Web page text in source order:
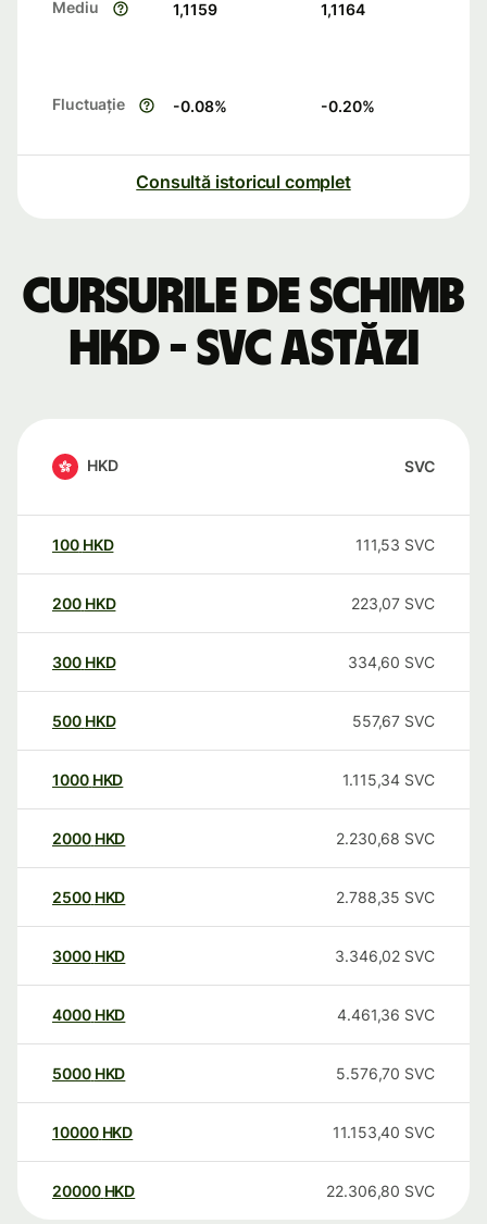
Mediu 1,1159 1,1164
Fluctuație -0.08% -0.20%
Consultă istoricul complet
Cursurile de schimb
HKD - SVC astăzi
HKD SVC
100 HKD 111,53 SVC
200 HKD 223,07 SVC
300 HKD 334,60 SVC
500 HKD 557,67 SVC
1000 HKD 1.115,34 SVC
2000 HKD 2.230,68 SVC
2500 HKD 2.788,35 SVC
3000 HKD 3.346,02 SVC
4000 HKD 4.461,36 SVC
5000 HKD 5.576,70 SVC
10000 HKD 11.153,40 SVC
20000 HKD 22.306,80 SVC